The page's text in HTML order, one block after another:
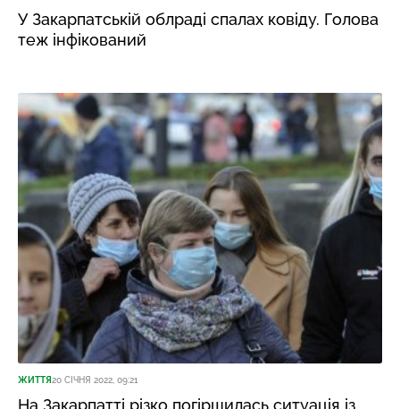
У Закарпатській облраді спалах ковіду. Голова
теж інфікований
ЖИТТЯ20 СІЧНЯ 2022, 09:21
На Закарпатті різко погіршилась ситуація із